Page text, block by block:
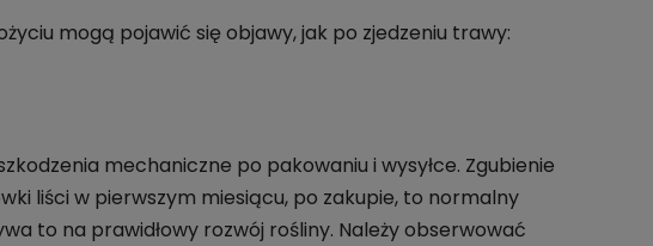
mogą pojawić się objawy, jak po zjedzeniu trawy:
mechaniczne po pakowaniu i wysyłce. Zgubienie
liści w pierwszym miesiącu, po zakupie, to normalny
to na prawidłowy rozwój rośliny. Należy obserwować